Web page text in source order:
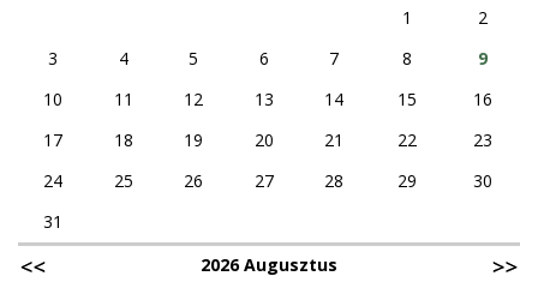
1
2
3
4 5 6 7 8
9
10
11 12 13 14 15
16
17
18 19 20 21 22
23
24
25 26 27 28 29
30
31
2026 Augusztus